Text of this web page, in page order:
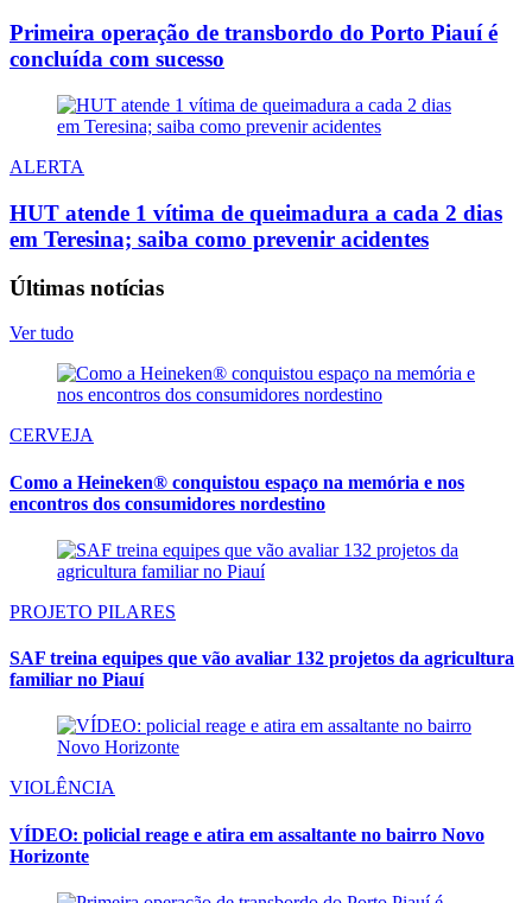
Primeira operação de transbordo do Porto Piauí é
concluída com sucesso
ALERTA
HUT atende 1 vítima de queimadura a cada 2 dias
em Teresina; saiba como prevenir acidentes
Últimas notícias
Ver tudo
CERVEJA
Como a Heineken® conquistou espaço na memória e nos
encontros dos consumidores nordestino
PROJETO PILARES
SAF treina equipes que vão avaliar 132 projetos da agricultura
familiar no Piauí
VIOLÊNCIA
VÍDEO: policial reage e atira em assaltante no bairro Novo
Horizonte